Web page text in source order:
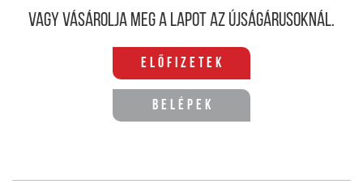
Vagy vásárolja meg a lapot az újságárusoknál.
Előfizetek
Belépek